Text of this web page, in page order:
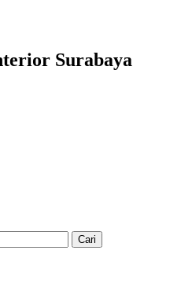
Surabaya